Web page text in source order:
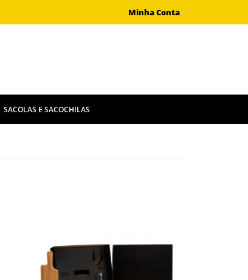
Minha Conta
SACOLAS E SACOCHILAS